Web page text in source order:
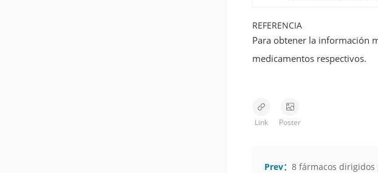
REFERENCIA
Para obtener la información
medicamentos respectivos.
Link Poster
Prev： 8 fármacos dirigidos